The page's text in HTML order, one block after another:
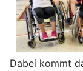
Dabei kommt